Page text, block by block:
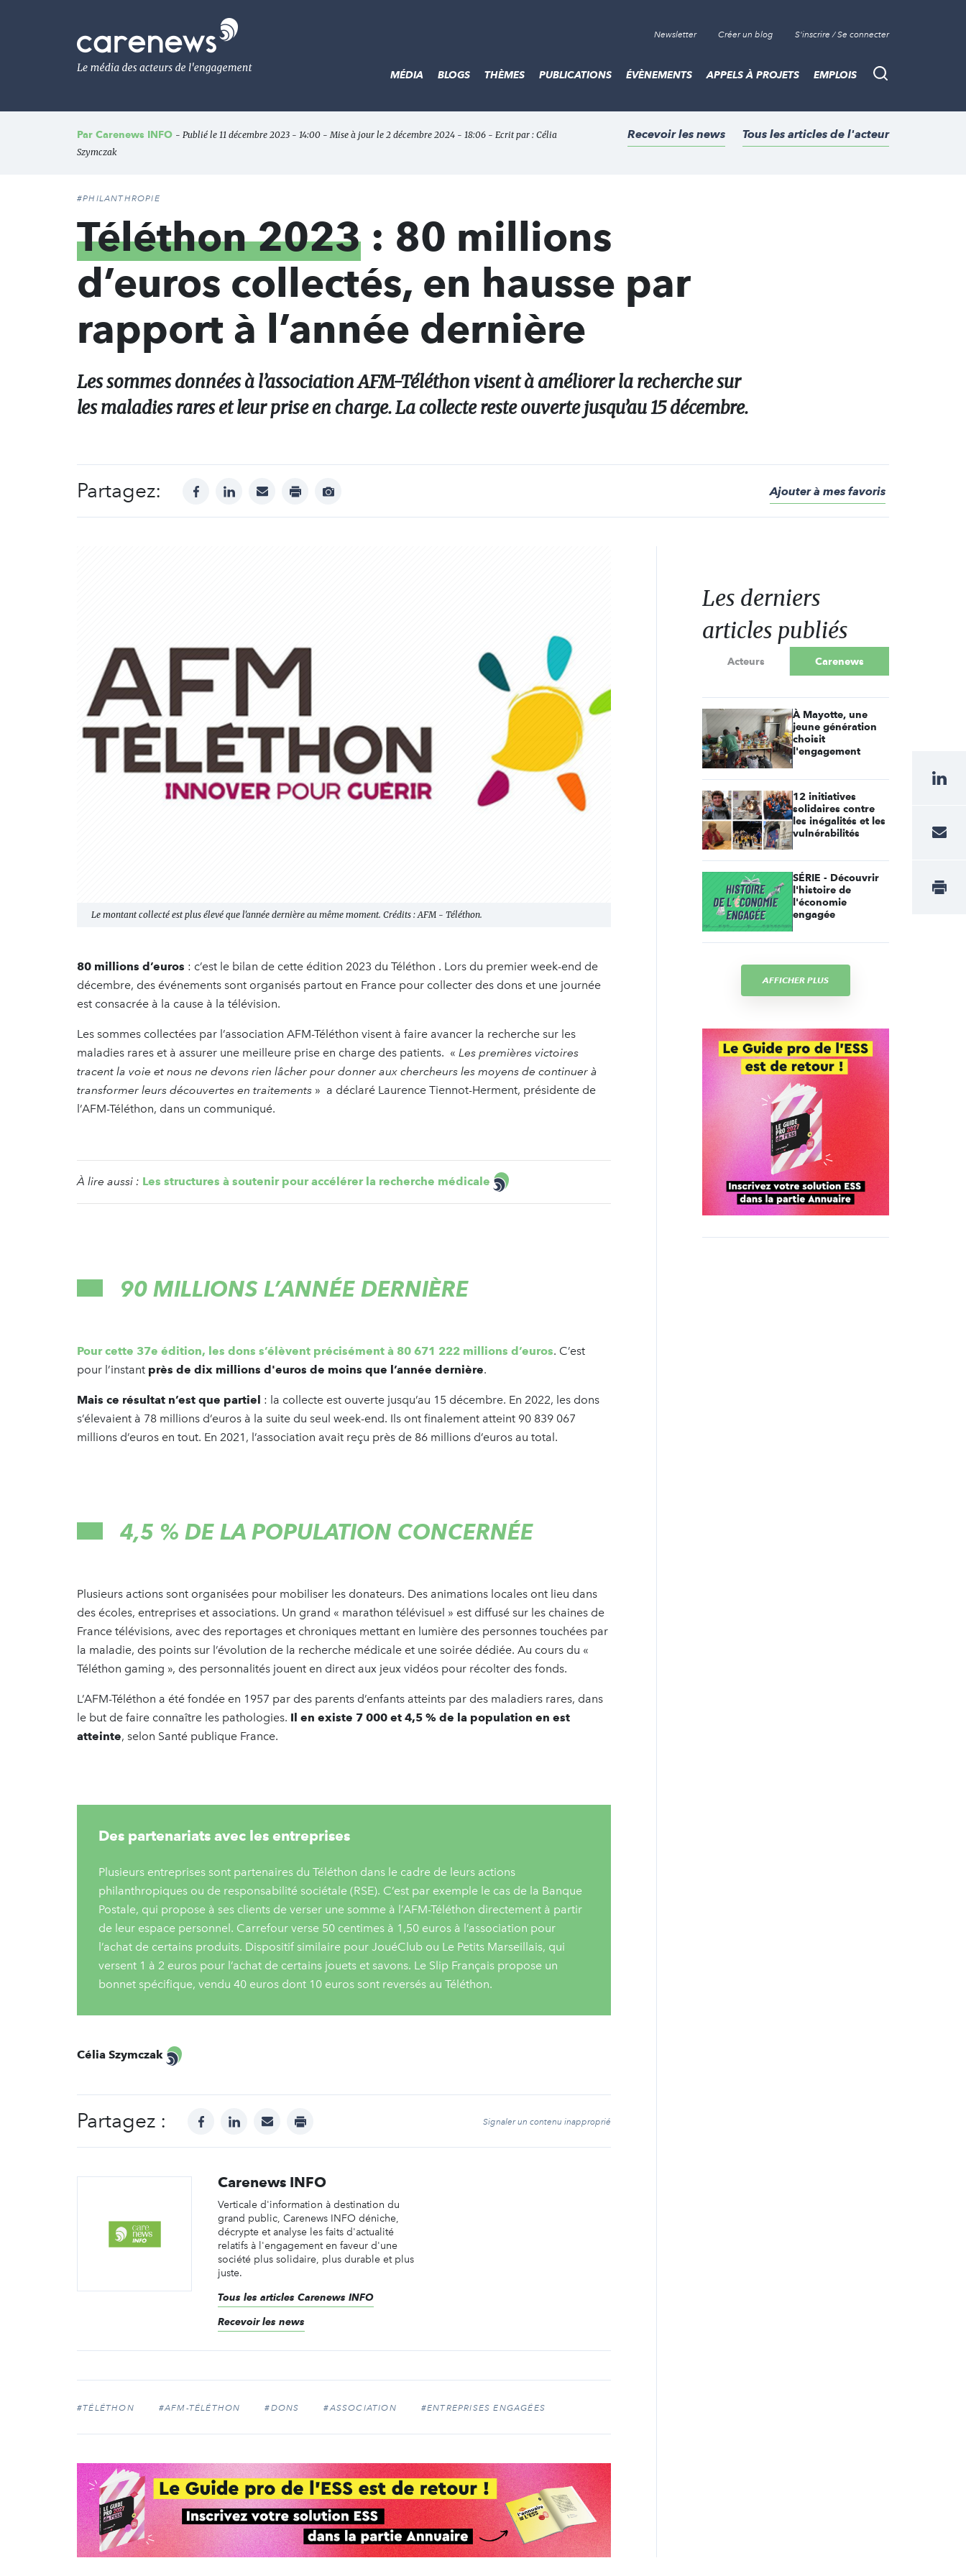
Le
média
de
l'engagement
Newsletter Créer un blog S'inscrire / Se connecter
Recherche
MÉDIA BLOGS THÈMES PUBLICATIONS ÉVÈNEMENTS APPELS À PROJETS EMPLOIS
Par Carenews INFO - Publié le 11 décembre 2023 - 14:00 - Mise à jour le 2 décembre 2024 - 18:06 - Ecrit par : Célia
Szymczak
Recevoir les news Tous les articles de l'acteur
#PHILANTHROPIE
Téléthon 2023 : 80 millions
d’euros collectés, en hausse par
rapport à l’année dernière
Les sommes données à l’association AFM-Téléthon visent à améliorer la recherche sur
les maladies rares et leur prise en charge. La collecte reste ouverte jusqu’au 15 décembre.
Partagez: facebooklinkedinmail print
Afficher
Ajouter à mes favoris
Le montant collecté est plus élevé que l'année dernière au même moment. Crédits : AFM - Téléthon.
80 millions d’euros : c’est le bilan de cette édition 2023 du Téléthon . Lors du premier week-end de
décembre, des événements sont organisés partout en France pour collecter des dons et une journée
est consacrée à la cause à la télévision.
Les sommes collectées par l’association AFM-Téléthon visent à faire avancer la recherche sur les
maladies rares et à assurer une meilleure prise en charge des patients. « Les premières victoires
tracent la voie et nous ne devons rien lâcher pour donner aux chercheurs les moyens de continuer à
transformer leurs découvertes en traitements » a déclaré Laurence Tiennot-Herment, présidente de
l’AFM-Téléthon, dans un communiqué.
À lire aussi : Les structures à soutenir pour accélérer la recherche médicale
90 MILLIONS L’ANNÉE DERNIÈRE
Pour cette 37e édition, les dons s’élèvent précisément à 80 671 222 millions d’euros. C’est
pour l’instant près de dix millions d'euros de moins que l’année dernière.
Mais ce résultat n’est que partiel : la collecte est ouverte jusqu’au 15 décembre. En 2022, les dons
s’élevaient à 78 millions d’euros à la suite du seul week-end. Ils ont finalement atteint 90 839 067
millions d’euros en tout. En 2021, l’association avait reçu près de 86 millions d’euros au total.
4,5 % DE LA POPULATION CONCERNÉE
Plusieurs actions sont organisées pour mobiliser les donateurs. Des animations locales ont lieu dans
des écoles, entreprises et associations. Un grand « marathon télévisuel » est diffusé sur les chaines de
France télévisions, avec des reportages et chroniques mettant en lumière des personnes touchées par
la maladie, des points sur l’évolution de la recherche médicale et une soirée dédiée. Au cours du «
Téléthon gaming », des personnalités jouent en direct aux jeux vidéos pour récolter des fonds.
L’AFM-Téléthon a été fondée en 1957 par des parents d’enfants atteints par des maladiers rares, dans
le but de faire connaître les pathologies. Il en existe 7 000 et 4,5 % de la population en est
atteinte, selon Santé publique France.
Des partenariats avec les entreprises
Plusieurs entreprises sont partenaires du Téléthon dans le cadre de leurs actions
philanthropiques ou de responsabilité sociétale (RSE). C’est par exemple le cas de la Banque
Postale, qui propose à ses clients de verser une somme à l’AFM-Téléthon directement à partir
de leur espace personnel. Carrefour verse 50 centimes à 1,50 euros à l’association pour
l’achat de certains produits. Dispositif similaire pour JouéClub ou Le Petits Marseillais, qui
versent 1 à 2 euros pour l’achat de certains jouets et savons. Le Slip Français propose un
bonnet spécifique, vendu 40 euros dont 10 euros sont reversés au Téléthon.
Célia Szymczak
Partagez : facebooklinkedinmail print Signaler un contenu inapproprié
Carenews INFO
Verticale d'information à destination du
grand public, Carenews INFO déniche,
décrypte et analyse les faits d'actualité
relatifs à l'engagement en faveur d'une
société plus solidaire, plus durable et plus
juste.
Tous les articles Carenews INFO
Recevoir les news
#TÉLÉTHON #AFM-TÉLÉTHON #DONS #ASSOCIATION #ENTREPRISES ENGAGÉES
Les derniers
articles publiés
Acteurs Carenews
À Mayotte, une
jeune génération
choisit
l'engagement
12 initiatives
solidaires contre
les inégalités et les
vulnérabilités
SÉRIE - Découvrir
l'histoire de
l'économie
engagée
AFFICHER PLUS